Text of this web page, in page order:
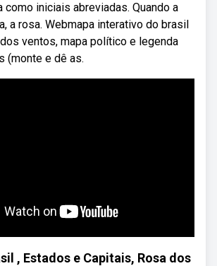
como iniciais abreviadas. Quando a
a rosa. Webmapa interativo do brasil
ventos, mapa político e legenda
(monte e dê as.
, Estados e Capitais, Rosa dos